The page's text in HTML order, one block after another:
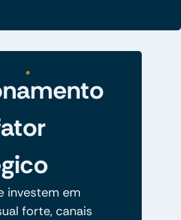
investem em
forte, canais